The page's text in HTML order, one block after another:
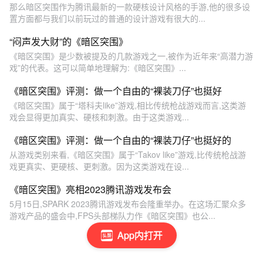
App内打开
那么暗区突围作为腾讯最新的一款硬核设计风格的手游,他的很多设
置方面都与我们以前玩过的普通的设计游戏有很大的...
“闷声发大财”的《暗区突围》
《暗区突围》是少数被提及的几款游戏之一,被作为近年来“高潜力游
戏”的代表。这可以简单地理解为:《暗区突围》...
《暗区突围》评测：做一个自由的“裸装刀仔”也挺好
《暗区突围》属于“塔科夫like”游戏,相比传统枪战游戏而言,这类游
戏会显得更加真实、硬核和刺激。由于这类游戏...
《暗区突围》评测：做一个自由的“裸装刀仔”也挺好的
从游戏类别来看,《暗区突围》属于“Takov like”游戏,比传统枪战游
戏更真实、更硬核、更刺激。因为这类游戏在设...
《暗区突围》亮相2023腾讯游戏发布会
5月15日,SPARK 2023腾讯游戏发布会隆重举办。在这场汇聚众多
游戏产品的盛会中,FPS头部梯队力作《暗区突围》也公...